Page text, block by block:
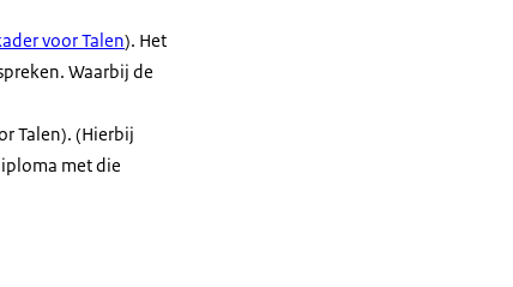
voor Talen). Het
Waarbij de
Talen). (Hierbij
met die